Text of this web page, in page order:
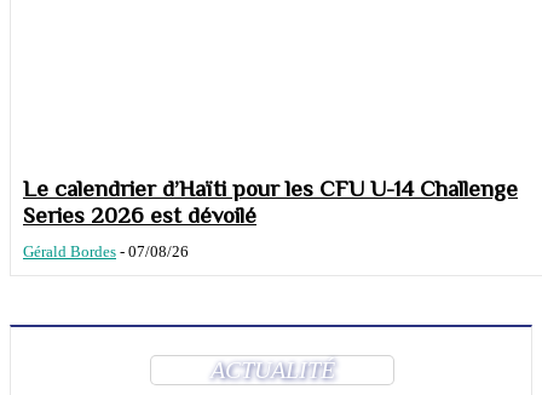
Le calendrier d’Haïti pour les CFU U-14 Challenge
Series 2026 est dévoilé
Gérald Bordes - 07/08/26
ACTUALITÉ